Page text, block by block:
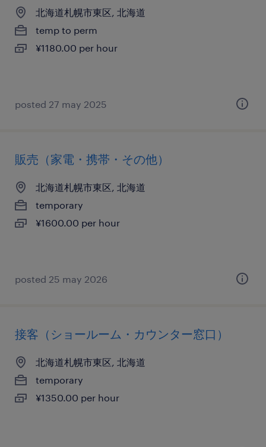
北海道札幌市東区, 北海道
temp to perm
¥1180.00 per hour
posted 27 may 2025
販売（家電・携帯・その他）
北海道札幌市東区, 北海道
temporary
¥1600.00 per hour
posted 25 may 2026
接客（ショールーム・カウンター窓口）
北海道札幌市東区, 北海道
temporary
¥1350.00 per hour